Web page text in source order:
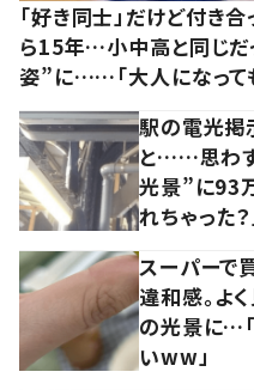
「好き同士」だけど付き
ら15年…小中高と同じ
姿”に……「大人になって
駅の電光掲
と……思わ
光景”に93万
れちゃった？
スーパーで
違和感。よ
の光景に…「
いww」